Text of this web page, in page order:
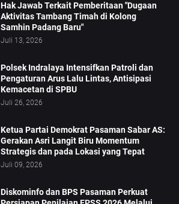
Hak Jawab Terkait Pemberitaan "Dugaan
Aktivitas Tambang Timah di Kolong
Samhin Padang Baru"
Juli 13, 2026
Polsek Indralaya Intensifkan Patroli dan
Pengaturan Arus Lalu Lintas, Antisipasi
Kemacetan di SPBU
Juli 26, 2026
Ketua Partai Demokrat Pasaman Sabar AS:
Gerakan Asri Langit Biru Momentum
Strategis dan pada Lokasi yang Tepat
Juli 09, 2026
Diskominfo dan BPS Pasaman Perkuat